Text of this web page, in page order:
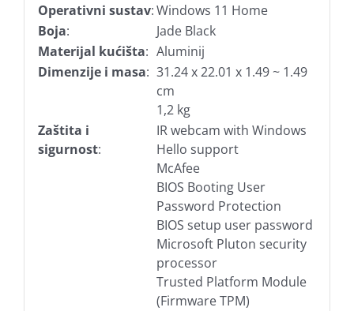
Operativni sustav:Windows 11 Home
Boja:
Jade Black
Materijal kućišta: Aluminij
Dimenzije i masa: 31.24 x 22.01 x 1.49 ~ 1.49
cm
1,2 kg
Zaštita i
sigurnost:
IR webcam with Windows
Hello support
McAfee
BIOS Booting User
Password Protection
BIOS setup user password
Microsoft Pluton security
processor
Trusted Platform Module
(Firmware TPM)